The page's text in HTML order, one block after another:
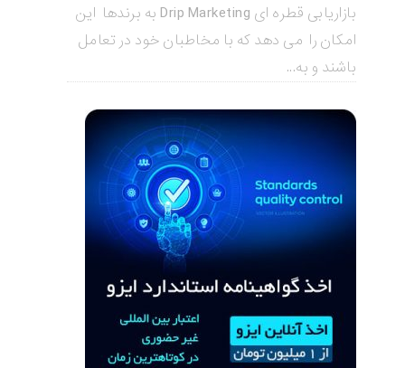
بازاریابی قطره ای Drip Marketing به برندها این
امکان را می دهد که با مخاطبان خود در تعامل
باشند و به...